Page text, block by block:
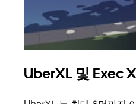
UberXL 및 Exec